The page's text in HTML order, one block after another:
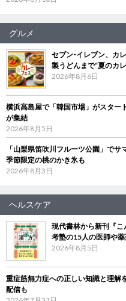
グルメ
セブン‐イレブン、カ
製うどんまで“夏のカ
2026年8月6日
横浜高島屋で「韓国市場」がスタ
が集結
2026年8月5日
「山梨県笛吹川フルーツ公園」で
季節限定の桃のかき氷も
2026年8月3日
ヘルスケア
現代書林から新刊『
考塾の15人の医師や
2026年8月5日
重症筋無力症への正しい知識と理
配信も